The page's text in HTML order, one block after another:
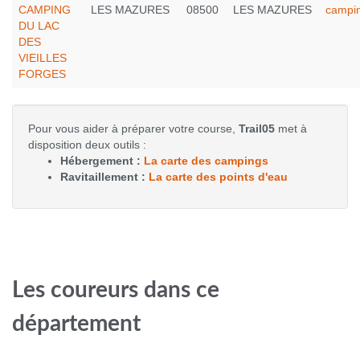
CAMPING
DU LAC
DES
VIEILLES
FORGES
LES MAZURES 08500 LES MAZURES
Pour vous aider à préparer votre course, Trail05 met à
disposition deux outils :
Hébergement : La carte des campings
Ravitaillement : La carte des points d'eau
Les coureurs dans ce
département